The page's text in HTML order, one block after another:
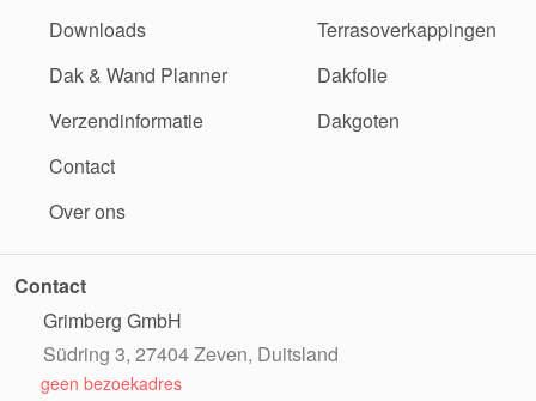
Downloads
Dak & Wand Planner
Verzendinformatie
Contact
Over ons
Terrasoverkappingen
Dakfolie
Dakgoten
Contact
Grimberg GmbH
Südring 3, 27404 Zeven, Duitsland
geen bezoekadres